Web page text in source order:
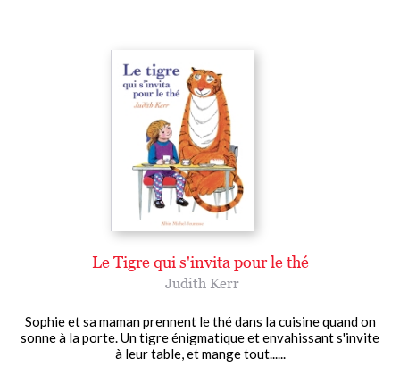
Le Tigre qui s'invita pour le thé
Judith Kerr
Sophie et sa maman prennent le thé dans la cuisine quand on
sonne à la porte. Un tigre énigmatique et envahissant s'invite
à leur table, et mange tout......